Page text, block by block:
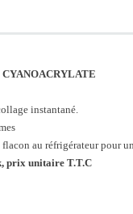
instantané.
flacon au réfrigérateur pour
prix unitaire T.T.C